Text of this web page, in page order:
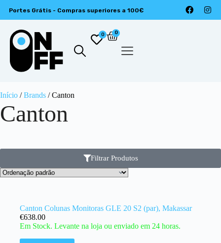
Portes Grátis - Compras superiores a 100€
0 0
Início /Brands / Canton
Canton
Filtrar Produtos
Canton Colunas Monitoras GLE 20 S2 (par), Makassar
€638.00
Em Stock. Levante na loja ou enviado em 24 horas.